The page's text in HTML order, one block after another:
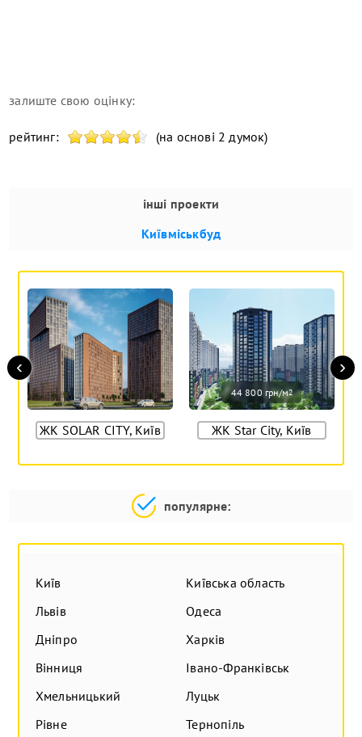
залиште свою оцінку:
рейтинг: (на основі 2 думок)
інші проекти
Київміськбуд
ЖК SOLAR CITY, Київ
44 800 грн/м2
ЖК Star City, Київ
‹ ›
популярне:
Київ
Київська область
Львів
Одеса
Дніпро
Харків
Вінниця
Івано-Франківськ
Хмельницький
Луцьк
Рівне
Тернопіль